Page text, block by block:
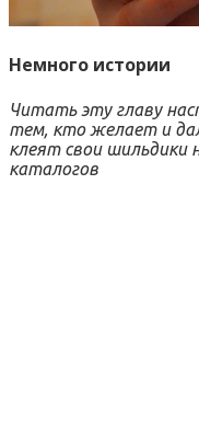
Немного истории
Читать эту главу
тем, кто желает и
клеят свои шильдики
каталогов